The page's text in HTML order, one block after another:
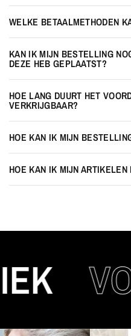
WELKE BETAALMETHODEN
KAN IK MIJN BESTELLING
DEZE HEB GEPLAATST?
HOE LANG DUURT HET
VERKRIJGBAAR?
HOE KAN IK MIJN
HOE KAN IK MIJN ARTIKELEN